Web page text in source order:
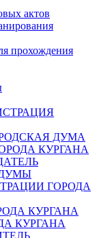
актов
прохождения
ДУМА
КУРГАНА
ГОРОДА
КУРГАНА
КУРГАНА